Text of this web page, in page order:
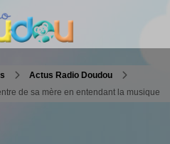
Actus Radio Doudou
de sa mère en entendant la musique